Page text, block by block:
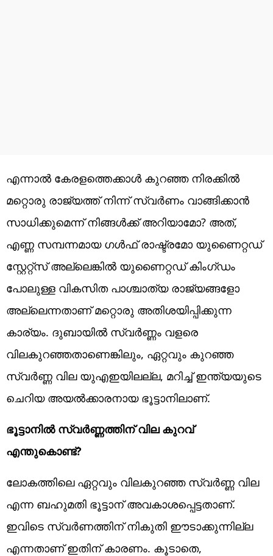
എന്നാൽ കേരളത്തെക്കാൾ കുറഞ്ഞ നിരക്കിൽ
മറ്റൊരു രാജ്യത്ത് നിന്ന് സ്വർണം വാങ്ങിക്കാൻ
സാധിക്കുമെന്ന് നിങ്ങൾക്ക് അറിയാമോ? അത്,
എണ്ണ സമ്പന്നമായ ഗൾഫ് രാഷ്ട്രമോ യുണൈറ്റഡ്
സ്റ്റേറ്റ്സ് അല്ലെങ്കിൽ യുണൈറ്റഡ് കിംഗ്ഡം
പോലുള്ള വികസിത പാശ്ചാത്യ രാജ്യങ്ങളോ
അല്ലെന്നതാണ് മറ്റൊരു അതിശയിപ്പിക്കുന്ന
കാര്യം. ദുബായിൽ സ്വർണ്ണം വളരെ
വിലകുറഞ്ഞതാണെങ്കിലും, ഏറ്റവും കുറഞ്ഞ
സ്വർണ്ണ വില യുഎഇയിലല്ല, മറിച്ച് ഇന്ത്യയുടെ
ചെറിയ അയൽക്കാരനായ ഭൂട്ടാനിലാണ്.
ഭൂട്ടാനിൽ സ്വർണ്ണത്തിന് വില കുറവ്
എന്തുകൊണ്ട്?
ലോകത്തിലെ ഏറ്റവും വിലകുറഞ്ഞ സ്വർണ്ണ വില
എന്ന ബഹുമതി ഭൂട്ടാന് ​​അവകാശപ്പെട്ടതാണ്.
ഇവിടെ സ്വർണത്തിന് നികുതി ഈടാക്കുന്നില്ല
എന്നതാണ് ഇതിന് കാരണം. കൂടാതെ,